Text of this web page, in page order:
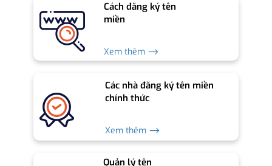
Cách đăng ký tên
miền
Xem thêm ⟶
Các nhà đăng ký tên miền
chính thức
Xem thêm ⟶
Quản lý tên